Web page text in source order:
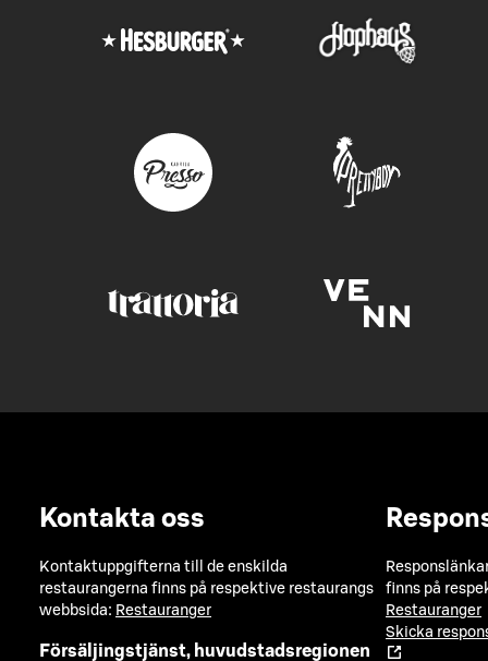
Kontakta oss
Kontaktuppgifterna till de enskilda
restaurangerna finns på respektive restaurangs
webbsida: Restauranger
Försäljingstjänst, huvudstadsregionen
finns på
Restauranger
Skicka